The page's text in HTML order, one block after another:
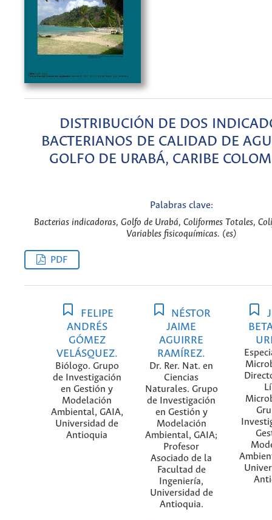
DISTRIBUCIÓN DE DOS
BACTERIANOS DE CALIDAD DE
GOLFO DE URABÁ, CARIBE
Palabras clave:
Bacterias indicadoras, Golfo de Urabá, Coliformes Totales,
Variables fisicoquímicas. (es)
PDF
FELIPE
ANDRÉS
GÓMEZ
VELÁSQUEZ.
Biólogo. Grupo
de Investigación
en Gestión y
Modelación
Ambiental, GAIA,
Universidad de
Antioquia
NÉSTOR
JAIME
AGUIRRE
RAMÍREZ.
Dr. Rer. Nat. en
Ciencias
Naturales. Grupo
de Investigación
en Gestión y
Modelación
Ambiental, GAIA;
Profesor
Asociado de la
Facultad de
Ingeniería,
Universidad de
Antioquia.